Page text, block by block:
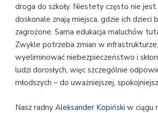
droga do szkoły. Niestety często nie
doskonale znają miejsca, gdzie ich dzieci
zagrożone. Sama edukacja maluchów
Zwykle potrzeba zmian w
wyeliminować niebezpieczeństwo i
ludzi dorosłych, więc szczególnie
młodszych – do uważniejszej,
Nasz radny Aleksander Kopiński w ciągu